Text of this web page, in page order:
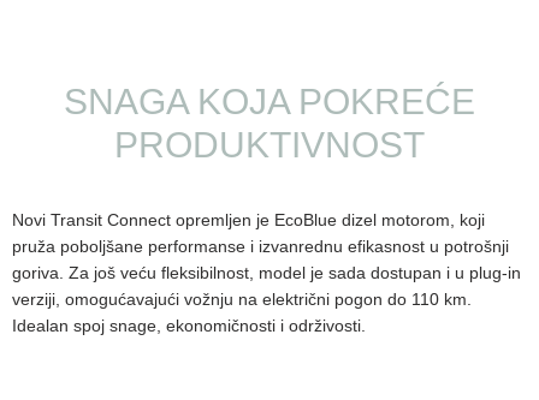
SNAGA KOJA POKREĆE
PRODUKTIVNOST
Novi Transit Connect opremljen je EcoBlue dizel motorom, koji
pruža poboljšane performanse i izvanrednu efikasnost u potrošnji
goriva. Za još veću fleksibilnost, model je sada dostupan i u plug-in
verziji, omogućavajući vožnju na električni pogon do 110 km.
Idealan spoj snage, ekonomičnosti i održivosti.